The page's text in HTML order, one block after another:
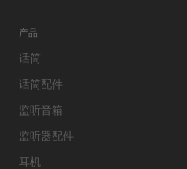
产品
话筒
话筒配件
监听音箱
监听器配件
耳机